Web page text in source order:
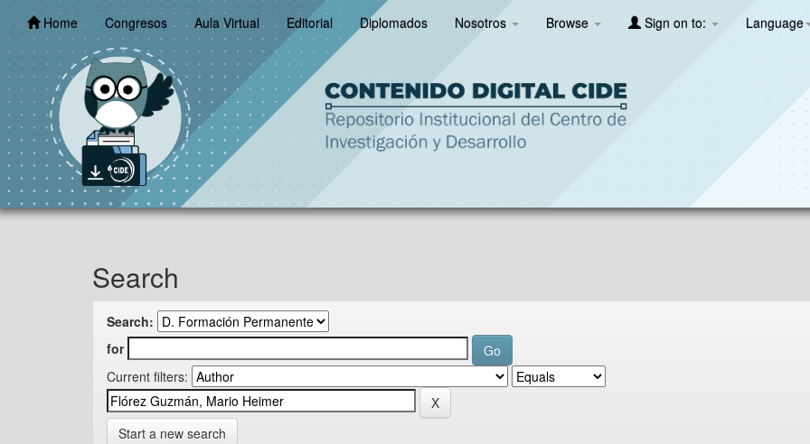
Skip
navigationHome Congresos Aula Virtual Editorial Diplomados Nosotros Browse Sign on to: Language
Search
Search:
for
Current filters:
Start a new search